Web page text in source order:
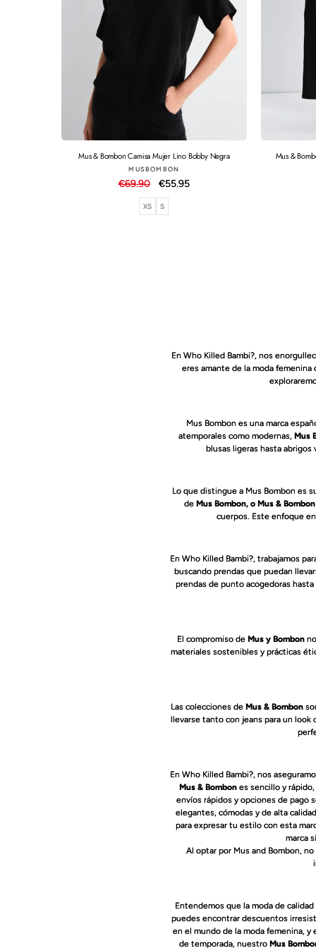
Mus & Bombon Camisa Mujer Lino Bobby Negra
Proveedor:
MUSBOMBON
Precio
habitual
€69.90
Precio
de
oferta
€55.95
XS S
Mus &
En Who Killed Bambi?, nos
eres amante de la moda
Mus Bombon es una marca
atemporales como modernas, Mus
blusas ligeras hasta
Lo que distingue a Mus Bombon es
de Mus Bombon, o Mus & Bombon
cuerpos. Este enfoque
En Who Killed Bambi?, trabajamos
buscando prendas que puedan
prendas de punto acogedoras
El compromiso de Mus y Bombon
materiales sostenibles y prácticas
Las colecciones de Mus & Bombon
llevarse tanto con jeans para un look
En Who Killed Bambi?, nos
Mus & Bombon es sencillo y
envíos rápidos y opciones de pago
elegantes, cómodas y de alta
para expresar tu estilo con esta
marca
Al optar por Mus and Bombon,
Entendemos que la moda de
puedes encontrar descuentos
en el mundo de la moda femenina,
de temporada, nuestro Mus